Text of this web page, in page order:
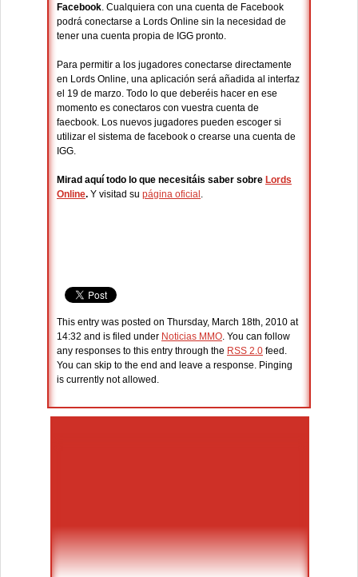
Facebook. Cualquiera con una cuenta de Facebook
podrá conectarse a Lords Online sin la necesidad de
tener una cuenta propia de IGG pronto.
Para permitir a los jugadores conectarse directamente
en Lords Online, una aplicación será añadida al interfaz
el 19 de marzo. Todo lo que deberéis hacer en ese
momento es conectaros con vuestra cuenta de
faecbook. Los nuevos jugadores pueden escoger si
utilizar el sistema de facebook o crearse una cuenta de
IGG.
Mirad aquí todo lo que necesitáis saber sobre Lords
Online. Y visitad su página oficial .
This entry was posted on Thursday, March 18th, 2010 at
14:32 and is filed under Noticias MMO. You can follow
any responses to this entry through the RSS 2.0 feed.
You can skip to the end and leave a response. Pinging
is currently not allowed.